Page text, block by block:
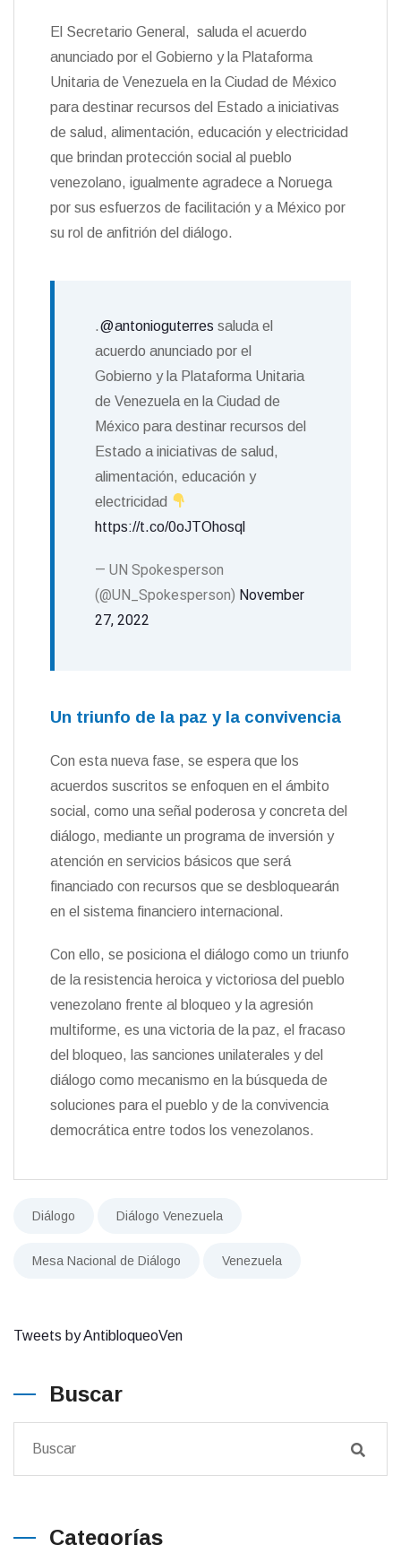
El Secretario General, saluda el acuerdo
anunciado por el Gobierno y la Plataforma
Unitaria de Venezuela en la Ciudad de México
para destinar recursos del Estado a iniciativas
de salud, alimentación, educación y electricidad
que brindan protección social al pueblo
venezolano, igualmente agradece a Noruega
por sus esfuerzos de facilitación y a México por
su rol de anfitrión del diálogo.
.@antonioguterres saluda el
acuerdo anunciado por el
Gobierno y la Plataforma Unitaria
de Venezuela en la Ciudad de
México para destinar recursos del
Estado a iniciativas de salud,
alimentación, educación y
electricidad
https://t.co/0oJTOhosql
— UN Spokesperson
(@UN_Spokesperson) November
27, 2022
Un triunfo de la paz y la convivencia
Con esta nueva fase, se espera que los
acuerdos suscritos se enfoquen en el ámbito
social, como una señal poderosa y concreta del
diálogo, mediante un programa de inversión y
atención en servicios básicos que será
financiado con recursos que se desbloquearán
en el sistema financiero internacional.
Con ello, se posiciona el diálogo como un triunfo
de la resistencia heroica y victoriosa del pueblo
venezolano frente al bloqueo y la agresión
multiforme, es una victoria de la paz, el fracaso
del bloqueo, las sanciones unilaterales y del
diálogo como mecanismo en la búsqueda de
soluciones para el pueblo y de la convivencia
democrática entre todos los venezolanos.
Diálogo Diálogo Venezuela
Mesa Nacional de Diálogo Venezuela
Tweets by AntibloqueoVen
Buscar
Categorías